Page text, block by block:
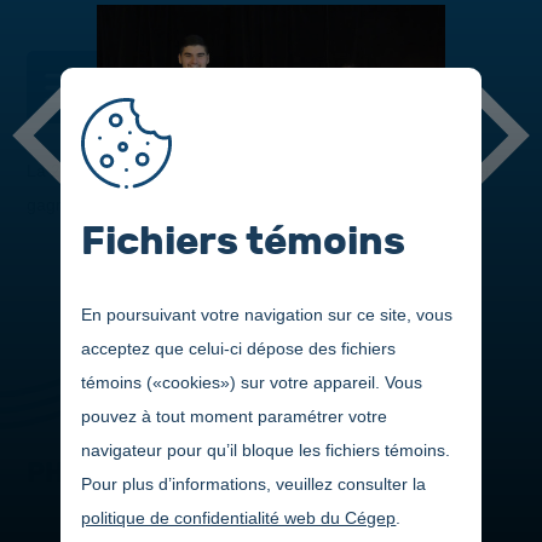
La 20
édition du Gala de la réussite présente les nominés et
PHOTOS
Fichiers témoins
En poursuivant votre navigation sur ce site, vous
acceptez que celui-ci dépose des fichiers
témoins («cookies») sur votre appareil. Vous
pouvez à tout moment paramétrer votre
navigateur pour qu’il bloque les fichiers témoins.
Pour plus d’informations, veuillez consulter la
politique de confidentialité web du Cégep